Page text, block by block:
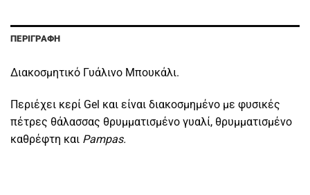
ΠΕΡΙΓΡΑΦΉ
Διακοσμητικό Γυάλινο Μπουκάλι.
Περιέχει κερί Gel και είναι διακοσμημένο με φυσικές
πέτρες θάλασσας θρυμματισμένο γυαλί, θρυμματισμένο
καθρέφτη και Pampas.